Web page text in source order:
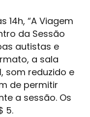
14h, “A Viagem
da Sessão
autistas e
a sala
som reduzido e
de permitir
a sessão. Os
5.